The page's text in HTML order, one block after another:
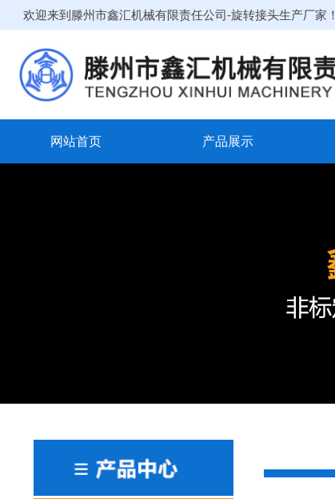
欢迎来到滕州市鑫汇机械有限责任公司-旋转接头生产厂家！
网站首页 产品展示